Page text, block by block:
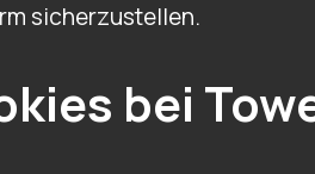
sicherzustellen.
bei